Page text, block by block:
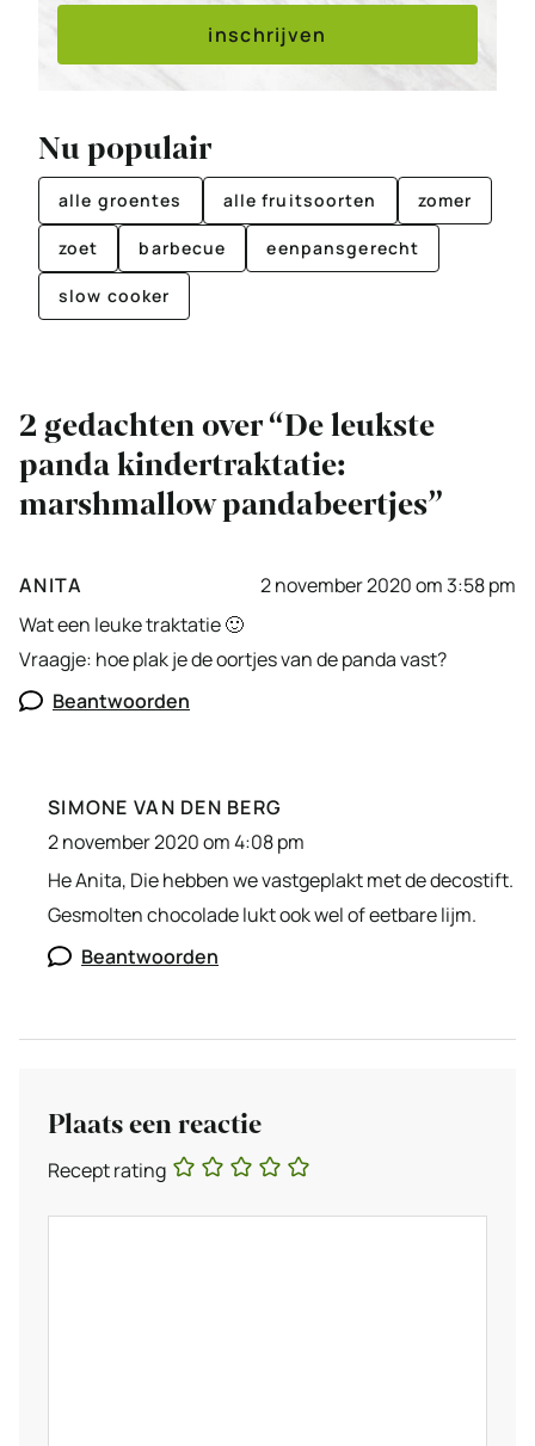
inschrijven
Nu populair
alle groentes alle fruitsoorten zomer
zoet barbecue eenpansgerecht
slow cooker
2 gedachten over “De leukste
panda kindertraktatie:
marshmallow pandabeertjes”
ANITA
2 november 2020 om 3:58 pm
Wat een leuke traktatie 🙂
Vraagje: hoe plak je de oortjes van de panda vast?
Beantwoorden
SIMONE VAN DEN BERG
2 november 2020 om 4:08 pm
He Anita, Die hebben we vastgeplakt met de decostift.
Gesmolten chocolade lukt ook wel of eetbare lijm.
Beantwoorden
Plaats een reactie
Recept rating